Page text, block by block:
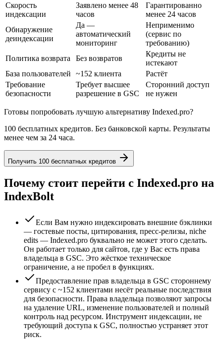
Скорость
индексации
Заявлено менее 48
часов
Гарантированно
менее 24 часов
Обнаружение
деиндексации
Да —
автоматический
мониторинг
Неприменимо
(сервис по
требованию)
Политика возврата
Без возвратов
Кредиты не
истекают
База пользователей
~152 клиента
Растёт
Требование
безопасности
Требует высшее
разрешение в GSC
Сторонний доступ
не нужен
Готовы попробовать лучшую альтернативу Indexed.pro?
100 бесплатных кредитов. Без банковской карты. Результаты
менее чем за 24 часа.
Получить 100 бесплатных кредитов
Почему стоит перейти с Indexed.pro на
IndexBolt
Если Вам нужно индексировать внешние бэклинки
— гостевые посты, цитирования, пресс-релизы, niche
edits — Indexed.pro буквально не может этого сделать.
Он работает только для сайтов, где у Вас есть права
владельца в GSC. Это жёсткое техническое
ограничение, а не пробел в функциях.
Предоставление прав владельца в GSC стороннему
сервису с ~152 клиентами несёт реальные последствия
для безопасности. Права владельца позволяют запросы
на удаление URL, изменение пользователей и полный
контроль над ресурсом. Инструмент индексации, не
требующий доступа к GSC, полностью устраняет этот
риск.